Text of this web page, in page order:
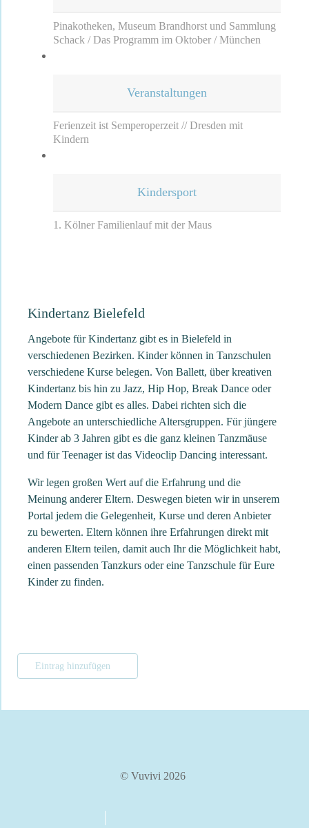
Pinakotheken, Museum Brandhorst und Sammlung
Schack / Das Programm im Oktober / München
Veranstaltungen
Ferienzeit ist Semperoperzeit // Dresden mit
Kindern
Kindersport
1. Kölner Familienlauf mit der Maus
Kindertanz Bielefeld
Angebote für Kindertanz gibt es in Bielefeld in
verschiedenen Bezirken. Kinder können in Tanzschulen
verschiedene Kurse belegen. Von Ballett, über kreativen
Kindertanz bis hin zu Jazz, Hip Hop, Break Dance oder
Modern Dance gibt es alles. Dabei richten sich die
Angebote an unterschiedliche Altersgruppen. Für jüngere
Kinder ab 3 Jahren gibt es die ganz kleinen Tanzmäuse
und für Teenager ist das Videoclip Dancing interessant.
Wir legen großen Wert auf die Erfahrung und die
Meinung anderer Eltern. Deswegen bieten wir in unserem
Portal jedem die Gelegenheit, Kurse und deren Anbieter
zu bewerten. Eltern können ihre Erfahrungen direkt mit
anderen Eltern teilen, damit auch Ihr die Möglichkeit habt,
einen passenden Tanzkurs oder eine Tanzschule für Eure
Kinder zu finden.
Eintrag hinzufügen
© Vuvivi 2026